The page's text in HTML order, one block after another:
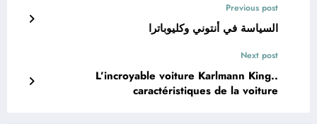
Previous post
السياسة في أنتوني وكليوباترا
Next post
L’incroyable voiture Karlmann King..
caractéristiques de la voiture